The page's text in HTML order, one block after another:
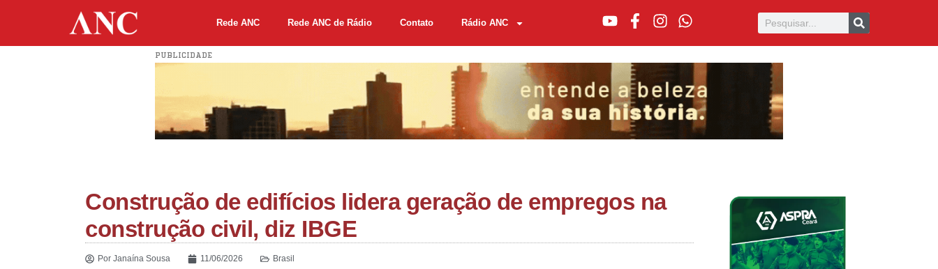
Rede ANC Rede ANC de Rádio Contato Rádio ANC
PUBLICIDADE
Construção de edifícios lidera geração de empregos na
construção civil, diz IBGE
Por Janaína Sousa 11/06/2026 Brasil